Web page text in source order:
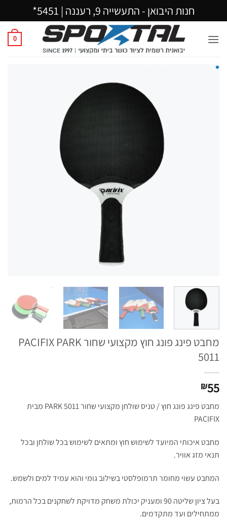
חנות היבואן - התעשייה 9, רעננה | 5451*
0
מחבט פינג פונג חוץ מקצועי שחור PACIFIX PARK
5011
₪55
מחבט פינג פונג חוץ / טניס שולחן מקצועי שחור PARK 5011 מבית
PACIFIX
מחבט איכותי המיועד לשימוש חוץ ומתאים לשימוש בכל שולחן ובכל
תנאי מזג אוויר.
המחבט עשוי מחומר תרמופלסטי בשילוב גומי והוא עמיד למים ולשמש.
בעל ציון שליטה 90 ומעניק יכולת משחק מדויקת לשחקנים בכל הרמות,
ממתחילים ועד מתקדמים.